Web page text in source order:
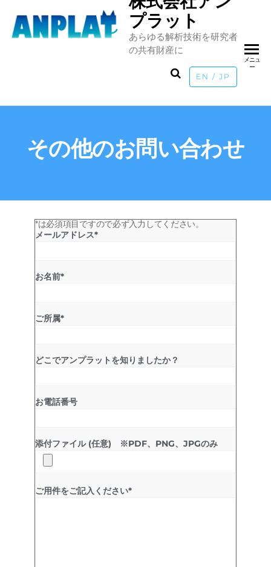
プラット
あらゆる解析技術を研究者
の共有財産に
EN / JP
メニュ
ー
その他のお問い合わせ
*は必須項目ですので必ず入力してください。
メールアドレス*
お名前*
ご所属*
どこでアンプラットを知りましたか？
お電話番号
添付ファイル (任意) ※PDF、PNG、JPGのみ
ご用件をご記入ください*